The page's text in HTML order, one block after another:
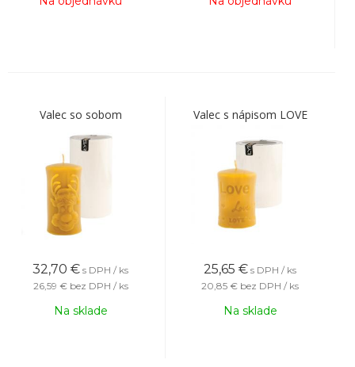
Valec so sobom
32,70 € s DPH / ks
26,59 € bez DPH / ks
Na sklade
Valec s nápisom LOVE
25,65 € s DPH / ks
20,85 € bez DPH / ks
Na sklade